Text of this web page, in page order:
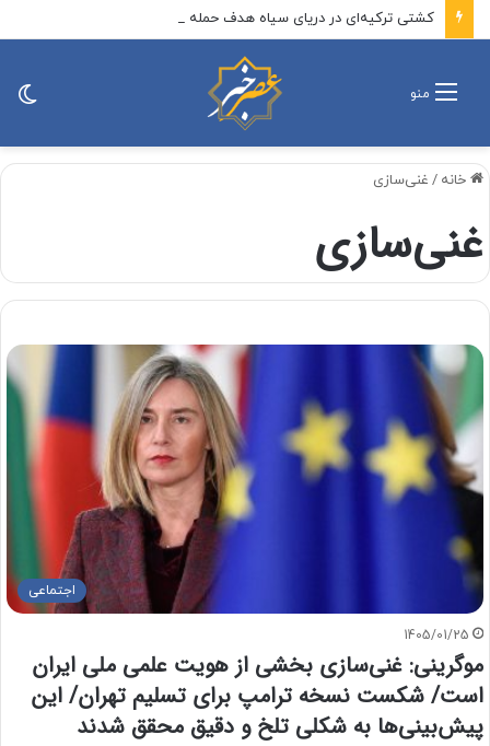
کشتی ترکیه‌ای در دریای سیاه هدف حمله قرار گرفت
منو
خانه / غنی‌سازی
غنی‌سازی
اجتماعی
1405/01/25
موگرینی: غنی‌سازی بخشی از هویت علمی ملی ایران
است/ شکست نسخه ترامپ برای تسلیم تهران/ این
پیش‌بینی‌ها به شکلی تلخ و دقیق محقق شدند